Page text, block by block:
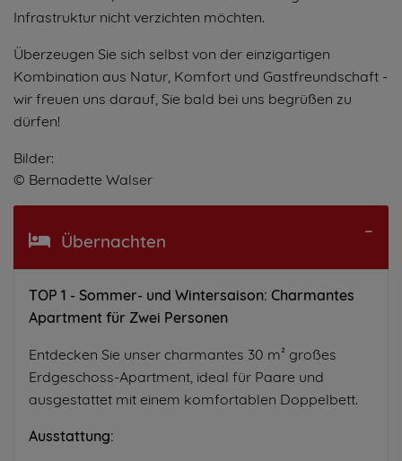
Infrastruktur nicht verzichten möchten.
Überzeugen Sie sich selbst von der einzigartigen
Kombination aus Natur, Komfort und Gastfreundschaft -
wir freuen uns darauf, Sie bald bei uns begrüßen zu
dürfen!
Bilder:
© Bernadette Walser
Übernachten
TOP 1 - Sommer- und Wintersaison: Charmantes
Apartment für Zwei Personen
Entdecken Sie unser charmantes 30 m² großes
Erdgeschoss-Apartment, ideal für Paare und
ausgestattet mit einem komfortablen Doppelbett.
Ausstattung: